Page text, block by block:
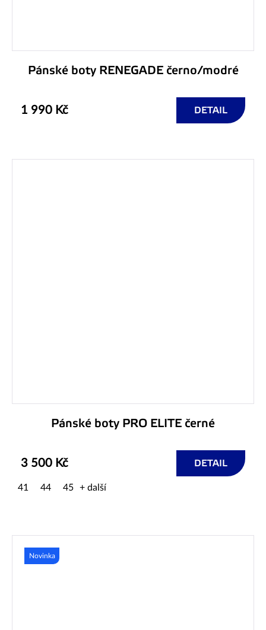
Pánské boty RENEGADE černo/modré
1 990 Kč DETAIL
Pánské boty PRO ELITE černé
3 500 Kč DETAIL
41 44 45 + další
Novinka